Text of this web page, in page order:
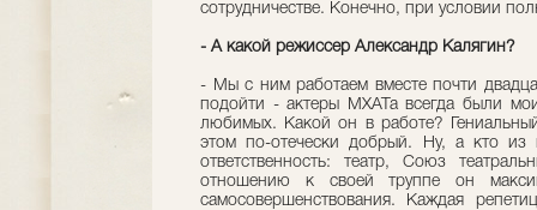
сотрудничестве. Конечно, при условии
- А какой режиссер Александр Калягин?
- Мы с ним работаем вместе почти
подойти - актеры МХАТа всегда были
любимых. Какой он в работе?
этом по-отечески добрый. Ну, а кто
ответственность: театр, Союз
отношению к своей труппе он
самосовершенствования. Каждая